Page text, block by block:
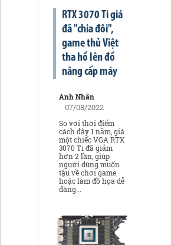
RTX 3070 Ti giá
đã "chia đôi",
game thủ Việt
tha hồ lên đồ
nâng cấp máy
Anh Nhân
07/08/2022
So với thời điểm
cách đây 1 năm, giá
một chiếc VGA RTX
3070 Ti đã giảm
hơn 2 lần, giúp
người dùng muốn
tậu về chơi game
hoặc làm đồ họa dễ
dàng...